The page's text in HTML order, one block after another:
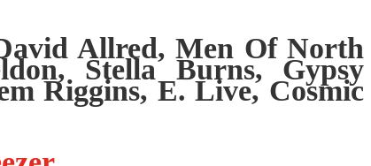
Allred, Men Of North
Stella Burns, Gypsy
Riggins, E. Live, Cosmic